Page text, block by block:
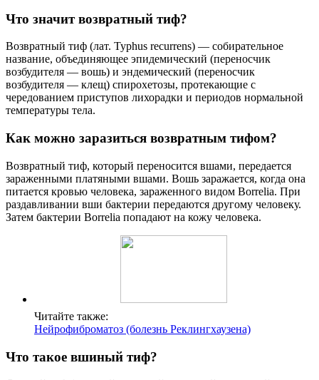
Что значит возвратный тиф?
Возвратный тиф (лат. Typhus recurrens) — собирательное
название, объединяющее эпидемический (переносчик
возбудителя — вошь) и эндемический (переносчик
возбудителя — клещ) спирохетозы, протекающие с
чередованием приступов лихорадки и периодов нормальной
температуры тела.
Как можно заразиться возвратным тифом?
Возвратный тиф, который переносится вшами, передается
зараженными платяными вшами. Вошь заражается, когда она
питается кровью человека, зараженного видом Borrelia. При
раздавливании вши бактерии передаются другому человеку.
Затем бактерии Borrelia попадают на кожу человека.
Читайте также:
Нейрофиброматоз (болезнь Реклингхаузена)
Что такое вшиный тиф?